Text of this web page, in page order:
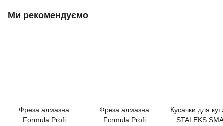
Ми рекомендуємо
Фреза алмазна
Formula Profi
Фреза алмазна
Formula Profi
Кусачки для
STALEKS